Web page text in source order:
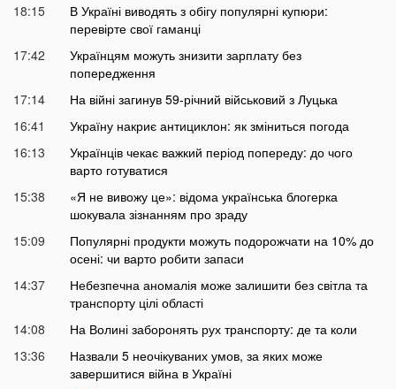
18:15
В Україні виводять з обігу популярні купюри:
перевірте свої гаманці
17:42
Українцям можуть знизити зарплату без
попередження
17:14
На війні загинув 59-річний військовий з Луцька
16:41
Україну накриє антициклон: як зміниться погода
16:13
Українців чекає важкий період попереду: до чого
варто готуватися
15:38
«Я не вивожу це»: відома українська блогерка
шокувала зізнанням про зраду
15:09
Популярні продукти можуть подорожчати на 10% до
осені: чи варто робити запаси
14:37
Небезпечна аномалія може залишити без світла та
транспорту цілі області
14:08
На Волині заборонять рух транспорту: де та коли
13:36
Назвали 5 неочікуваних умов, за яких може
завершитися війна в Україні